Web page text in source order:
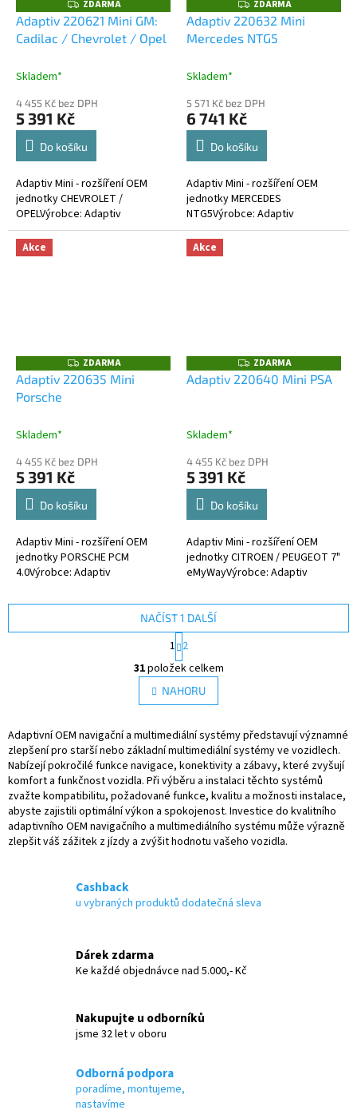
Z
D
A
R
ZDARMA
Adaptiv 220621 Mini GM:
Cadilac / Chevrolet / Opel
Skladem*
4 455 Kč bez DPH
5 391 Kč
Do košíku
Adaptiv Mini - rozšíření OEM
jednotky CHEVROLET /
OPELVýrobce: Adaptiv
Z
D
A
R
ZDARMA
Adaptiv 220632 Mini
Mercedes NTG5
Skladem*
5 571 Kč bez DPH
6 741 Kč
Do košíku
Adaptiv Mini - rozšíření OEM
jednotky MERCEDES
NTG5Výrobce: Adaptiv
Akce
Z
D
A
ZDARMA
Adaptiv 220635 Mini
Porsche
Skladem*
4 455 Kč bez DPH
5 391 Kč
Do košíku
Adaptiv Mini - rozšíření OEM
jednotky PORSCHE PCM
4.0Výrobce: Adaptiv
Akce
Z
D
A
ZDARMA
Adaptiv 220640 Mini PSA
Skladem*
4 455 Kč bez DPH
5 391 Kč
Do košíku
Adaptiv Mini - rozšíření OEM
jednotky CITROEN / PEUGEOT 7"
eMyWayVýrobce: Adaptiv
O
v
l
á
a
c
í
p
r
v
k
y
i
NAČÍST 1 DALŠÍ
S
t
r
á
n
k
v
á
n
í
1 2
31položek celkem
NAHORU
Adaptivní OEM navigační a multimediální systémy představují významné
zlepšení pro starší nebo základní multimediální systémy ve vozidlech.
Nabízejí pokročilé funkce navigace, konektivity a zábavy, které zvyšují
komfort a funkčnost vozidla. Při výběru a instalaci těchto systémů
zvažte kompatibilitu, požadované funkce, kvalitu a možnosti instalace,
abyste zajistili optimální výkon a spokojenost. Investice do kvalitního
adaptivního OEM navigačního a multimediálního systému může výrazně
zlepšit váš zážitek z jízdy a zvýšit hodnotu vašeho vozidla.
Cashback
u vybraných produktů dodatečná sleva
Dárek zdarma
Ke každé objednávce nad 5.000,- Kč
Nakupujte u odborníků
jsme 32 let v oboru
Odborná podpora
poradíme, montujeme,
nastavíme